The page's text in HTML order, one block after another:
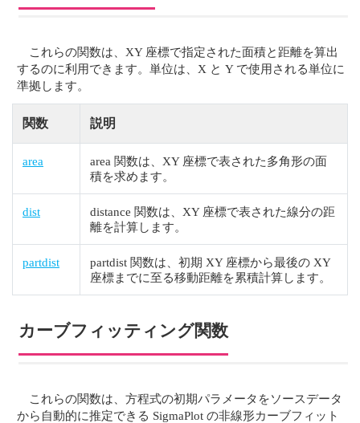
これらの関数は、XY 座標で指定された面積と距離を算出
するのに利用できます。単位は、X と Y で使用される単位に
準拠します。
関数 説明
area
area 関数は、XY 座標で表された多角形の面
積を求めます。
dist
distance 関数は、XY 座標で表された線分の距
離を計算します。
partdist
partdist 関数は、初期 XY 座標から最後の XY
座標までに至る移動距離を累積計算します。
カーブフィッティング関数
これらの関数は、方程式の初期パラメータをソースデータ
から自動的に推定できる SigmaPlot の非線形カーブフィット